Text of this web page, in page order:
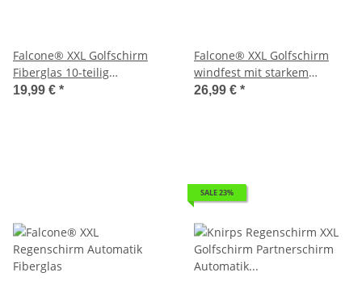
Falcone® XXL Golfschirm
Fiberglas 10-teilig
windsicher
19,99 € *
Falcone® XXL Golfschirm
windfest mit starkem
doppeltem Glasfibergestell
26,99 € *
SALE 23%